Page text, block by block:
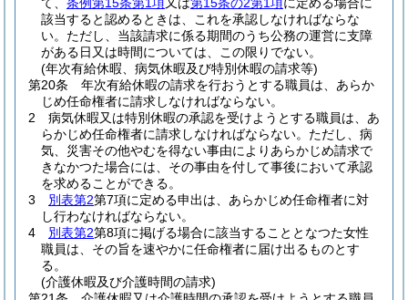
該当すると認めるときは、これを承認しなければならな
い。 ただし、当該請求に係る期間のうち公務の運営に支障
がある日又は時間については、この限りでない。
(年次有給休暇、病気休暇及び特別休暇の請求等)
第20条
年次有給休暇の請求を行おうとする職員は、あらか
じめ任命権者に請求しなければならない。
2
病気休暇又は特別休暇の承認を受けようとする職員は、あ
らかじめ任命権者に請求しなければならない。 ただし、病
気、災害その他やむを得ない事由によりあらかじめ請求で
きなかつた場合には、その事由を付して事後において承認
を求めることができる。
3
別表第2第7項に定める申出は、あらかじめ任命権者に対
し行わなければならない。
4
別表第2第8項に掲げる場合に該当することとなつた女性
職員は、その旨を速やかに任命権者に届け出るものとす
る。
(介護休暇及び介護時間の請求)